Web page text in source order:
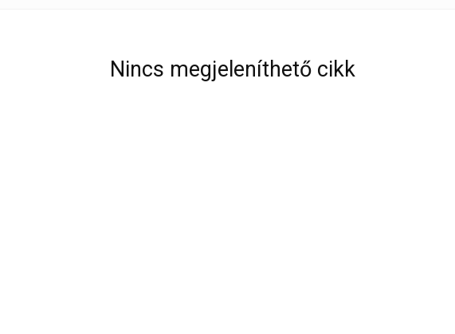
Nincs megjeleníthető cikk